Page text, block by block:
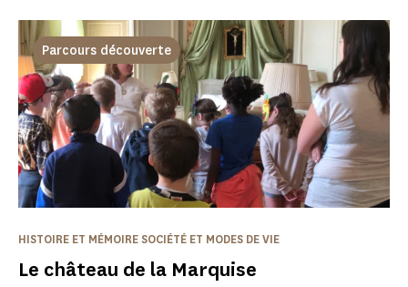
Parcours découverte
Le château de la Marquise
HISTOIRE ET MÉMOIRE SOCIÉTÉ ET MODES DE VIE